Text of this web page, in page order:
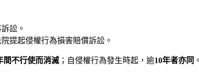
訟。
提起侵權行為損害賠償訴訟。
間不行使而消滅；自侵權行為發生時起，逾10年者亦同